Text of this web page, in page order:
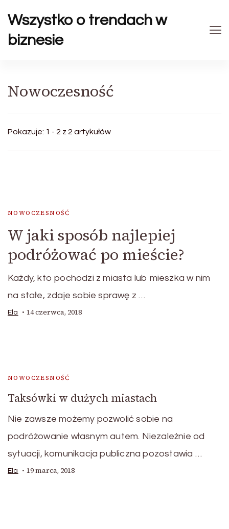
Wszystko o trendach w
biznesie
Nowoczesność
Pokazuje: 1 - 2 z 2 artykułów
NOWOCZESNOŚĆ
W jaki sposób najlepiej
podróżować po mieście?
Każdy, kto pochodzi z miasta lub mieszka w nim
na stałe, zdaje sobie sprawę z …
Ela 14 czerwca, 2018
NOWOCZESNOŚĆ
Taksówki w dużych miastach
Nie zawsze możemy pozwolić sobie na
podróżowanie własnym autem. Niezależnie od
sytuacji, komunikacja publiczna pozostawia …
Ela 19 marca, 2018